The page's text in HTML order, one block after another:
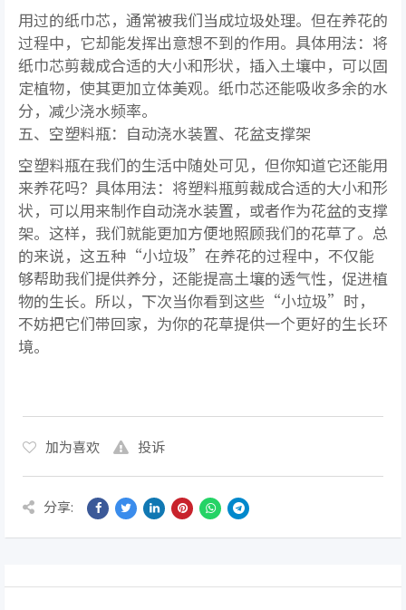
用过的纸巾芯，通常被我们当成垃圾处理。但在养花的
过程中，它却能发挥出意想不到的作用。具体用法：将
纸巾芯剪裁成合适的大小和形状，插入土壤中，可以固
定植物，使其更加立体美观。纸巾芯还能吸收多余的水
分，减少浇水频率。
五、空塑料瓶：自动浇水装置、花盆支撑架
空塑料瓶在我们的生活中随处可见，但你知道它还能用
来养花吗？具体用法：将塑料瓶剪裁成合适的大小和形
状，可以用来制作自动浇水装置，或者作为花盆的支撑
架。这样，我们就能更加方便地照顾我们的花草了。总
的来说，这五种“小垃圾”在养花的过程中，不仅能
够帮助我们提供养分，还能提高土壤的透气性，促进植
物的生长。所以，下次当你看到这些“小垃圾”时，
不妨把它们带回家，为你的花草提供一个更好的生长环
境。
加为喜欢 投诉
分享: